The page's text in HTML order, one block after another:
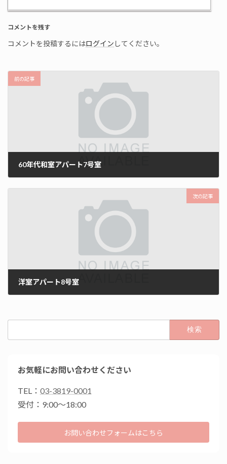
コメントを残す
コメントを投稿するにはログイン してください。
前の記事
60年代和室アパート7号室
次の記事
洋室アパート8号室
お気軽にお問い合わせください
TEL： 03-3819-0001
受付：9:00〜18:00
お問い合わせフォームはこちら